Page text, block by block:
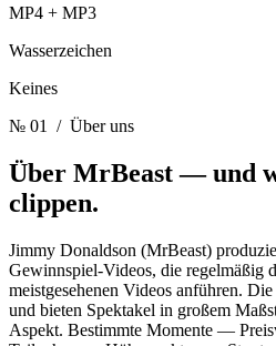
MP4 + MP3
Wasserzeichen
Keines
№ 01
/ Über uns
Über MrBeast —und
clippen.
Jimmy Donaldson (MrBeast)
Gewinnspiel-Videos, die regelmäßig
meistgesehenen Videos anführen.
und bieten Spektakel in großem
Aspekt. Bestimmte Momente —